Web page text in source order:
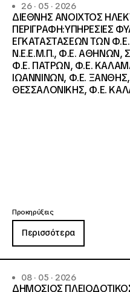
26 · 05 · 2026
ΔΙΕΘΝΗΣ ΑΝΟΙΧΤΟΣ
ΠΕΡΙΓΡΑΦΗ:ΥΠΗΡΕΣΙΕΣ
ΕΓΚΑΤΑΣΤΑΣΕΩΝ ΤΩΝ
Ν.Ε.Ε.Μ.Π., Φ.Ε. ΑΘΗΝΩΝ,
Φ.Ε. ΠΑΤΡΩΝ, Φ.Ε.
ΙΩΑΝΝΙΝΩΝ, Φ.Ε.
ΘΕΣΣΑΛΟΝΙΚΗΣ, Φ.Ε.
Προκηρύξεις
Περισσότερα
08 · 05 · 2026
ΔΗΜΟΣΙΟΣ